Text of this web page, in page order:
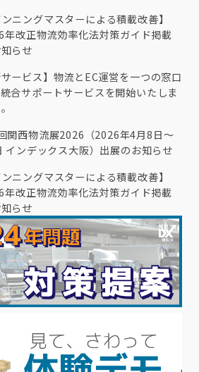
ンニングマスターによる積載改善】
年改正物流効率化法対策ガイド掲載
らせ
サービス】物流とEC運営を一つの窓口
合サポートサービスを開始いたしま
関西物流展2026（2026年4月8日～
インデックス大阪）出展のお知らせ
ンニングマスターによる積載改善】
年改正物流効率化法対策ガイド掲載
らせ